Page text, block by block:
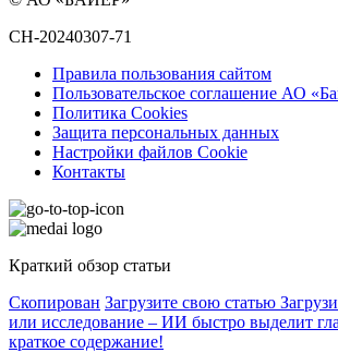
CH-20240307-71
Правила пользования сайтом
Пользовательское соглашение АО
Политика Cookies
Защита персональных данных
Настройки файлов Cookie
Контакты
Краткий обзор статьи
Скопирован Загрузите свою статью
или исследование – ИИ быстро выделит
краткое содержание!